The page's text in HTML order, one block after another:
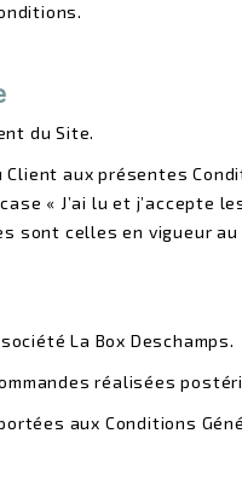
du Site.
aux présentes
« J’ai lu et j’accepte
sont celles en vigueur
La Box Deschamps.
réalisées
aux Conditions